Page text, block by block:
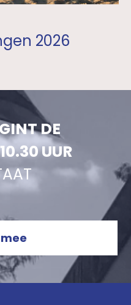
2026
DE
UUR